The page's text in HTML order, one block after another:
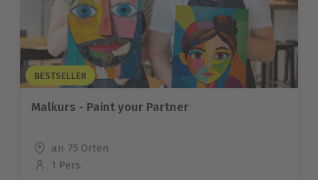
BESTSELLER
Malkurs - Paint your Partner
Standort
an 75 Orten
Anzahl der Teilnehmer
1 Pers.